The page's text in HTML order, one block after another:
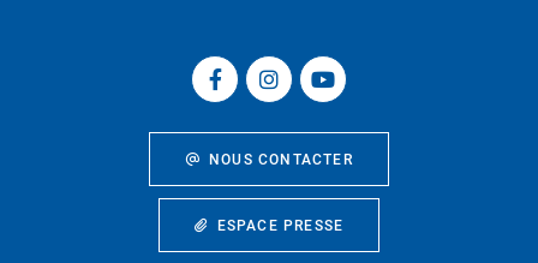
NOUS CONTACTER
ESPACE PRESSE